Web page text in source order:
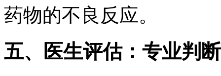
药物的不良反应。
五、医生评估：专业判